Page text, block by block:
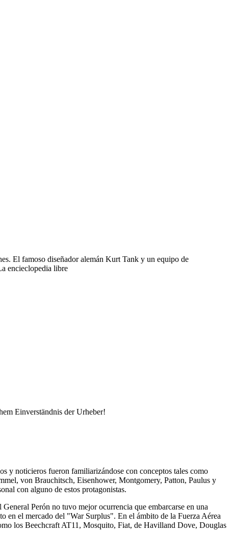
El famoso diseñador alemán Kurt Tank y un equipo de
encieclopedia libre
Einverständnis der Urheber!
y noticieros fueron familiarizándose con conceptos tales como
von Brauchitsch, Eisenhower, Montgomery, Patton, Paulus y
con alguno de estos protagonistas.
Perón no tuvo mejor ocurrencia que embarcarse en una
en el mercado del
War Surplus . En el ámbito de la Fuerza Aérea
los Beechcraft AT11, Mosquito, Fiat, de Havilland Dove, Douglas